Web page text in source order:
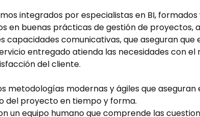
integrados por especialistas en BI, formados
en buenas prácticas de gestión de proyectos,
capacidades comunicativas, que aseguran que
entregado atienda las necesidades con el
del cliente.
metodologías modernas y ágiles que aseguran
del proyecto en tiempo y forma.
un equipo humano que comprende las